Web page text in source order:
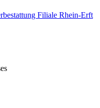
Filiale Rhein-Erft